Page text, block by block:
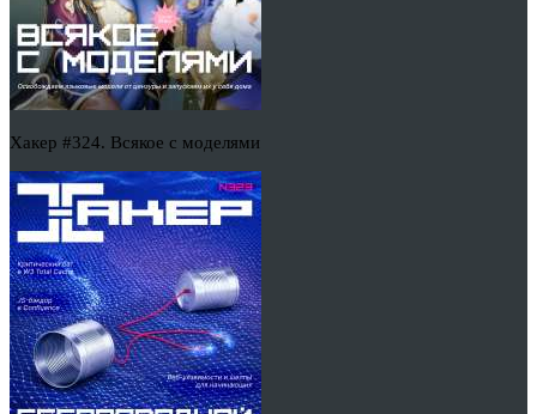
Хакер #324. Всякое с моделями